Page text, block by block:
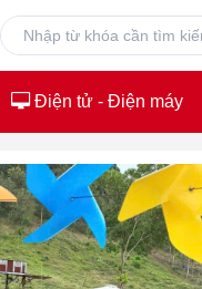
Điện tử - Điện máy